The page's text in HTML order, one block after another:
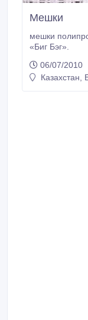
Мешки
мешки
«Биг Бэг».
06/07/2010
Казахстан,